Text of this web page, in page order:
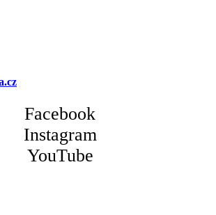
Facebook
Instagram
YouTube